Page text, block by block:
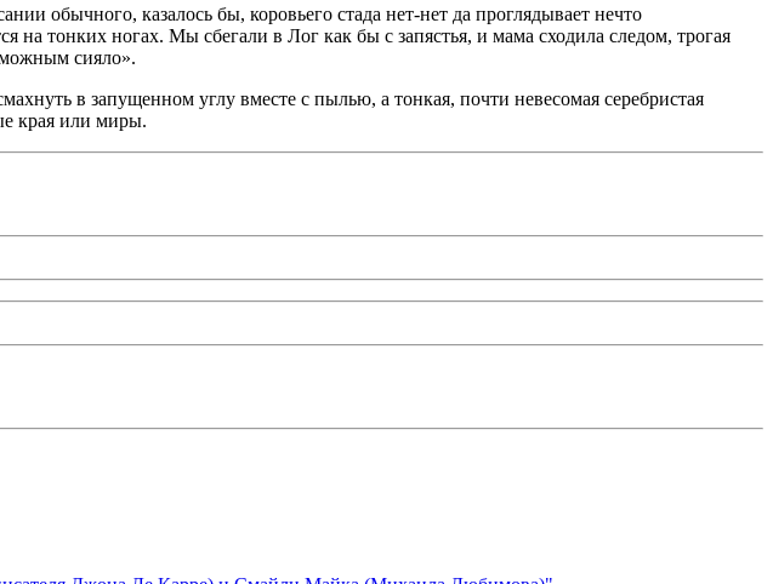
обычного, казалось бы, коровьего стада нет-нет да проглядывает нечто
тонких ногах. Мы сбегали в Лог как бы с запястья, и мама сходила следом, трогая
сияло».
в запущенном углу вместе с пылью, а тонкая, почти невесомая серебристая
края или миры.